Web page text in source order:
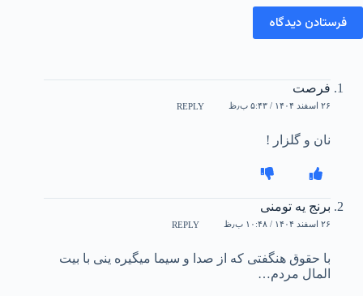
فرستادن دیدگاه
فرصت
۲۶ اسفند ۱۴۰۴ / ۵:۴۳ ب٫ظ REPLY
نان و گلزار !
برنج یه تومنی
۲۶ اسفند ۱۴۰۴ / ۱۰:۴۸ ب٫ظ REPLY
با حقوق هنگفتی که از صدا و سیما میگیره ینی با بیت
المال مردم…